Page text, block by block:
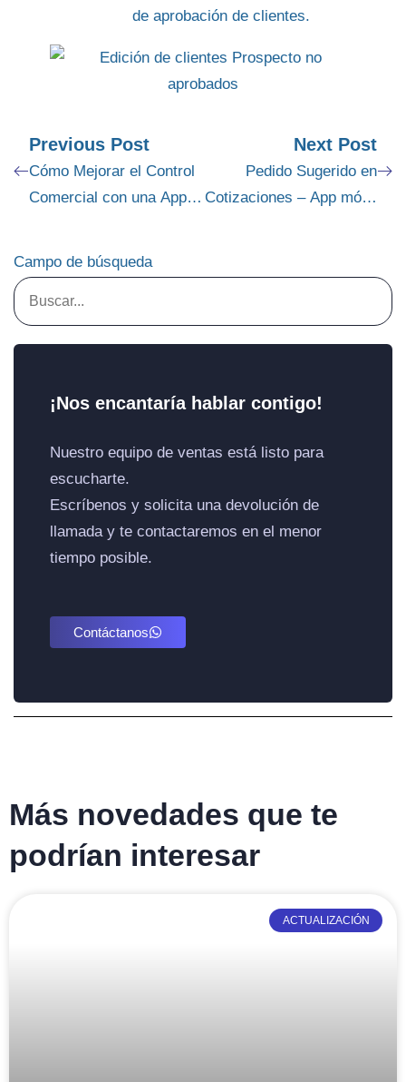
de aprobación de clientes.
Previous Post
Cómo Mejorar el Control
Comercial con una App
Next Post
Pedido Sugerido en
Cotizaciones – App móvil
Campo de búsqueda
¡Nos encantaría hablar contigo!
Nuestro equipo de ventas está listo para
escucharte.
Escríbenos y solicita una devolución de
llamada y te contactaremos en el menor
tiempo posible.
Contáctanos
Más novedades que te
podrían interesar
ACTUALIZACIÓN